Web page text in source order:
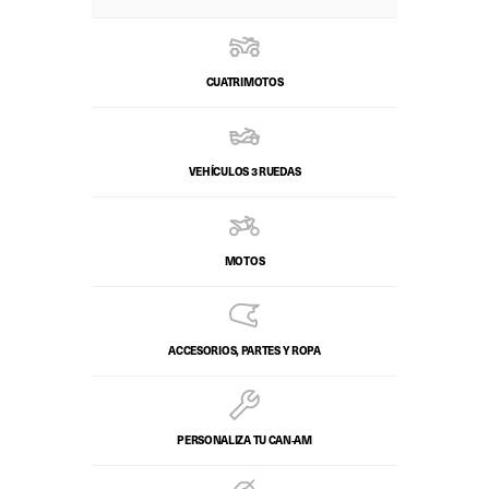
CUATRIMOTOS
VEHÍCULOS 3 RUEDAS
MOTOS
ACCESORIOS, PARTES Y ROPA
PERSONALIZA TU CAN‑AM